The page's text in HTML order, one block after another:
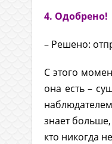
4. Одобрено!
– Решено:
С этого
она есть –
знает
кто никогда